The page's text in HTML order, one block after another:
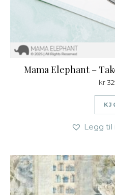
Mama Elephant –
kr
Legg til